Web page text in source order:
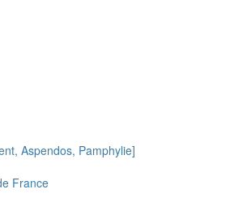
Aspendos, Pamphylie]
France